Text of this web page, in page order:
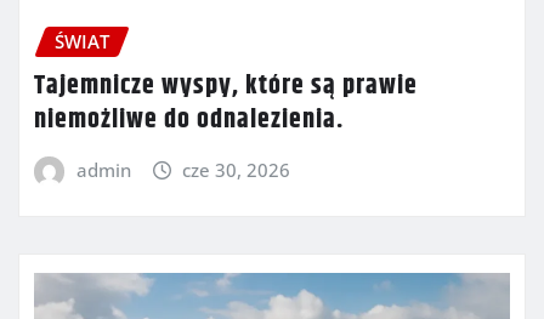
ŚWIAT
Tajemnicze wyspy, które są prawie
niemożliwe do odnalezienia.
admin cze 30, 2026